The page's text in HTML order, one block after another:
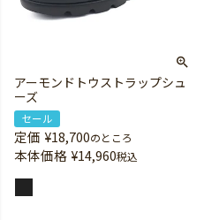
アーモンドトウストラップシュ
ーズ
セール
定価 ¥18,700のところ
本体価格 ¥14,960税込